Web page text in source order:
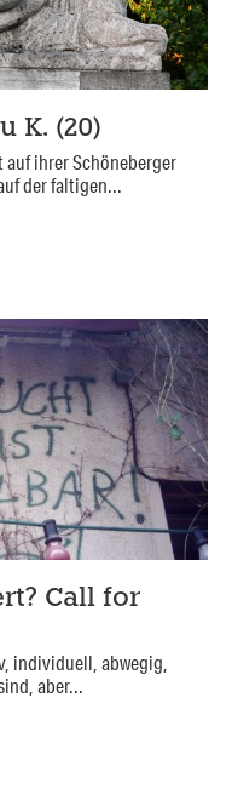
K. (20)
auf ihrer Schöneberger
der faltigen...
Call for
individuell, abwegig,
aber...